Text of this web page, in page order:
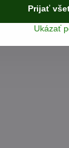
Ukázať
Prijať